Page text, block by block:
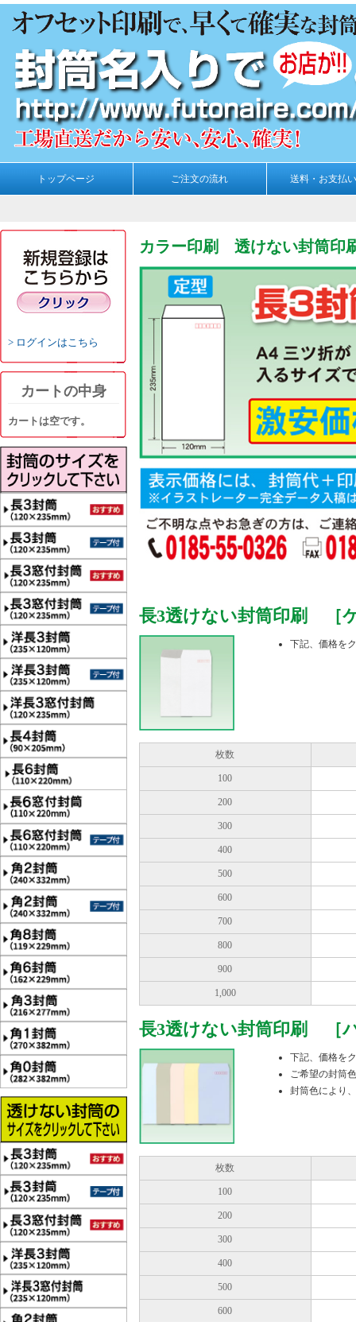
トップページ ご注文の流れ 送料・お支払
ログインはこちら
カートの中身
カートは空です。
カラー印刷 透けない封筒
長3透けない封筒印刷 ［
下記、価格を
枚数
100
200
300
400
500
600
700
800
900
1,000
長3透けない封筒印刷 ［
下記、価格を
ご希望の封筒
封筒色により
枚数
100
200
300
400
500
600